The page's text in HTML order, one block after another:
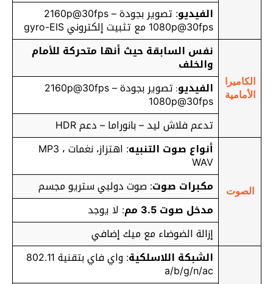
الفيديو
: تصوير بجودة 2160p@30fps –
1080p@30fps مع تثبيت إلكتروني gyro-EIS
الكاميرا
الأمامية
نفس السابقة حيث أنها متحركة للأمام
والخلف
الفيديو: تصوير بجودة 2160p@30fps –
1080p@30fps
تدعم فلاش ليد – بانوراما – دعم HDR
الصوت
أنواع صوت التنبيه : اهتزاز، نغمات MP3 ،
WAV
مكبرات صوت: صوت دولبي ستريو مجسم
مدخل صوت 3.5 مم
: لا يوجد
إزالة الضوضاء مع ميك إضافي
الشبكة اللاسلكية : واي فاي بتقنية 802.11
a/b/g/n/ac